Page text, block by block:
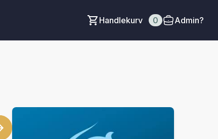
Handlekurv 0 Admin?